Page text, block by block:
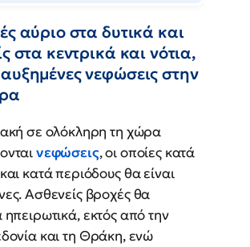
αύριο στα δυτικά και
στα κεντρικά και νότια,
νεφώσεις στην
σε ολόκληρη τη χώρα
νεφώσεις, οι οποίες κατά
κατά περιόδους θα είναι
Ασθενείς βροχές θα
εκτός από την
και τη Θράκη, ενώ